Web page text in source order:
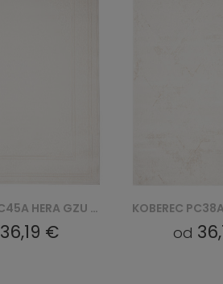
KOBEREC PC38A HERA GZU - BIAŁY
36,19 € od